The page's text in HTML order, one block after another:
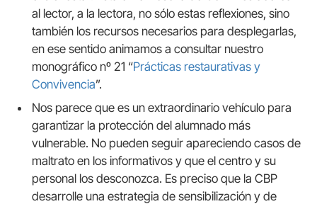
al lector, a la lectora, no sólo estas reflexiones, sino
también los recursos necesarios para desplegarlas,
en ese sentido animamos a consultar nuestro
monográfico nº 21 “Prácticas restaurativas y
Convivencia”.
Nos parece que es un extraordinario vehículo para
garantizar la protección del alumnado más
vulnerable. No pueden seguir apareciendo casos de
maltrato en los informativos y que el centro y su
personal los desconozca. Es preciso que la CBP
desarrolle una estrategia de sensibilización y de